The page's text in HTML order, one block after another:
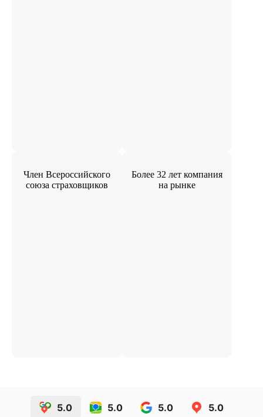
Член Всероссийского
союза страховщиков
Более 32 лет компания
на рынке
5.0 5.0 5.0 5.0